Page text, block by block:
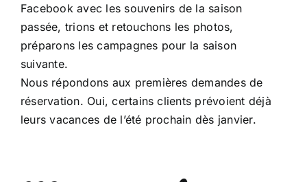
Facebook avec les souvenirs de la saison
passée, trions et retouchons les photos,
préparons les campagnes pour la saison
suivante.
Nous répondons aux premières demandes de
réservation. Oui, certains clients prévoient déjà
leurs vacances de l’été prochain dès janvier.